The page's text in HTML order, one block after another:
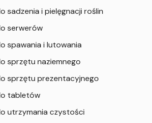
sadzenia i pielęgnacji roślin
serwerów
spawania i lutowania
sprzętu naziemnego
sprzętu prezentacyjnego
tabletów
utrzymania czystości